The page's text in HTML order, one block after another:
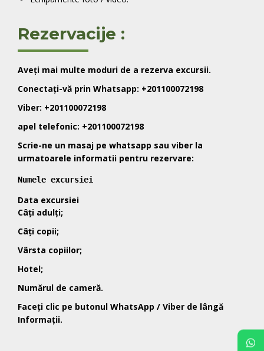
Rezervacije :
Aveți mai multe moduri de a rezerva excursii.
Conectați-vă prin Whatsapp: +201100072198
Viber: +201100072198
apel telefonic: +201100072198
Scrie-ne un masaj pe whatsapp sau viber la
urmatoarele informatii pentru rezervare:
Numele excursiei
Data excursiei
Câți adulți;
Câți copii;
Vârsta copiilor;
Hotel;
Numărul de cameră.
Faceți clic pe butonul WhatsApp / Viber de lângă
Informații.